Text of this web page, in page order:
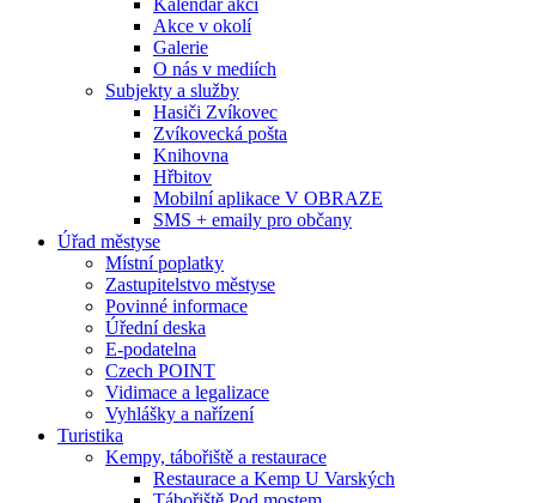
Kalendář akcí
Akce v okolí
Galerie
O nás v mediích
Subjekty a služby
Hasiči Zvíkovec
Zvíkovecká pošta
Knihovna
Hřbitov
Mobilní aplikace V OBRAZE
SMS + emaily pro občany
Úřad městyse
Místní poplatky
Zastupitelstvo městyse
Povinné informace
Úřední deska
E-podatelna
Czech POINT
Vidimace a legalizace
Vyhlášky a nařízení
Turistika
Kempy, tábořiště a restaurace
Restaurace a Kemp U Varských